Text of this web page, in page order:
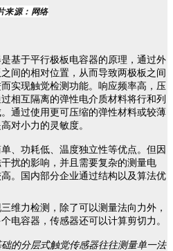
来源：网络
基于平行极板电容器的原理，通过外
间的相对位置，从而导致两极板之间
实现触觉检测功能。响应频率高，压
相互隔离的弹性电介质材料将行和列
通过使用更可压缩的弹性材料或较薄
对小力的灵敏度。
、功耗低、温度独立性等优点。但因
扰的影响，并且需要复杂的测量电
。国内部分企业通过结构以及算法优
维力检测，除了可以测量法向力外，
电容器，传感器还可以计算剪切力。
的分层式触觉传感器往往测量单一法